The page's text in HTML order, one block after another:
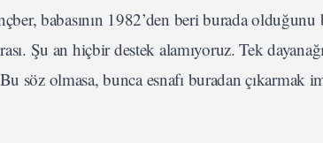
babasının 1982’den beri burada
Şu an hiçbir destek alamıyoruz. Tek
olmasa, bunca esnafı buradan çıkarmak